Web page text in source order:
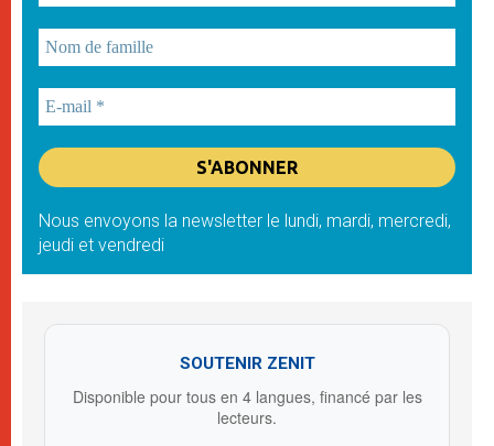
Nous envoyons la newsletter le lundi, mardi, mercredi,
jeudi et vendredi
SOUTENIR ZENIT
Disponible pour tous en 4 langues, financé par les
lecteurs.